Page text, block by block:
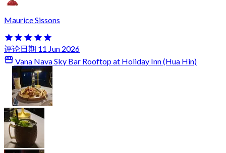
Maurice Sissons
评论日期 11 Jun 2026
Vana Nava Sky Bar Rooftop at Holiday Inn (Hua Hin)